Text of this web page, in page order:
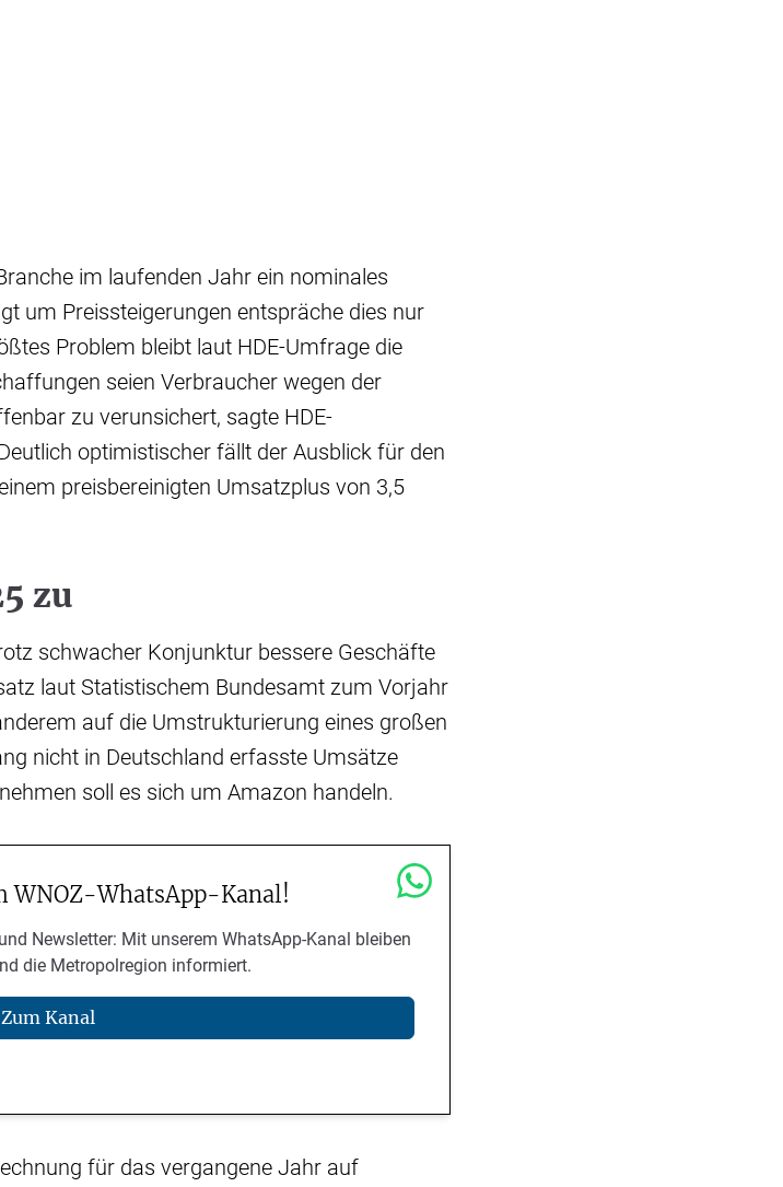
im laufenden Jahr ein nominales
um Preissteigerungen entspräche dies nur
Problem bleibt laut HDE-Umfrage die
seien Verbraucher wegen der
zu verunsichert, sagte HDE-
optimistischer fällt der Ausblick für den
preisbereinigten Umsatzplus von 3,5
zu
schwacher Konjunktur bessere Geschäfte
laut Statistischem Bundesamt zum Vorjahr
auf die Umstrukturierung eines großen
nicht in Deutschland erfasste Umsätze
soll es sich um Amazon handeln.
WhatsApp-Kanal!
Newsletter: Mit unserem WhatsApp-Kanal bleiben
die Metropolregion informiert.
Zum Kanal
für das vergangene Jahr auf